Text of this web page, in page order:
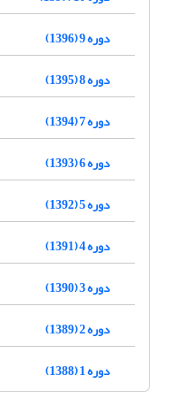
دوره 9 (1396)
دوره 8 (1395)
دوره 7 (1394)
دوره 6 (1393)
دوره 5 (1392)
دوره 4 (1391)
دوره 3 (1390)
دوره 2 (1389)
دوره 1 (1388)